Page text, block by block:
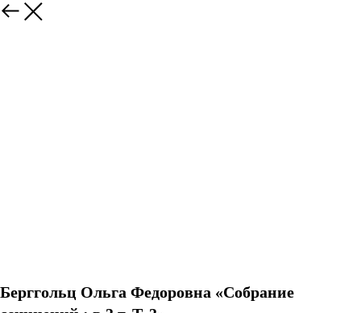
Берггольц Ольга Федоровна «Собрание